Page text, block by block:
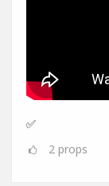
✅
2 props